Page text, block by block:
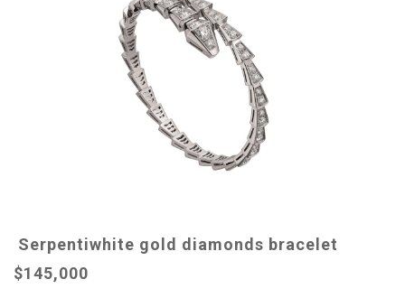
Serpentiwhite gold diamonds bracelet
$145,000